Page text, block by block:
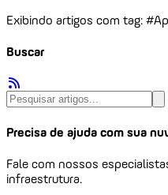
Exibindo artigos com tag:
Buscar
Precisa de ajuda com sua
Fale com nossos
infraestrutura.